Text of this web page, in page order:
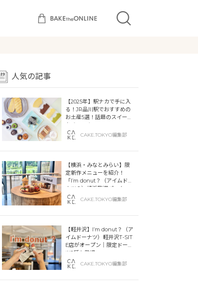
人気の記事
【2025年】駅ナカで手に入
る！JR品川駅でおすすめの
お土産5選！話題のスイーツ
をチェック
CAKE.TOKYO編集部
【横浜・みなとみらい】限
定新作メニューを紹介！
「I’m donut？（アイムドー
ナツ？）横浜臨港パーク」
「dacō（ダコー）横浜臨港
パーク」横浜ティンバーワ
CAKE.TOKYO編集部
【軽井沢】I’m donut？（ア
イムドーナツ）軽井沢T-SIT
E店がオープン｜限定ドーナ
ツ2種も登場
CAKE.TOKYO編集部